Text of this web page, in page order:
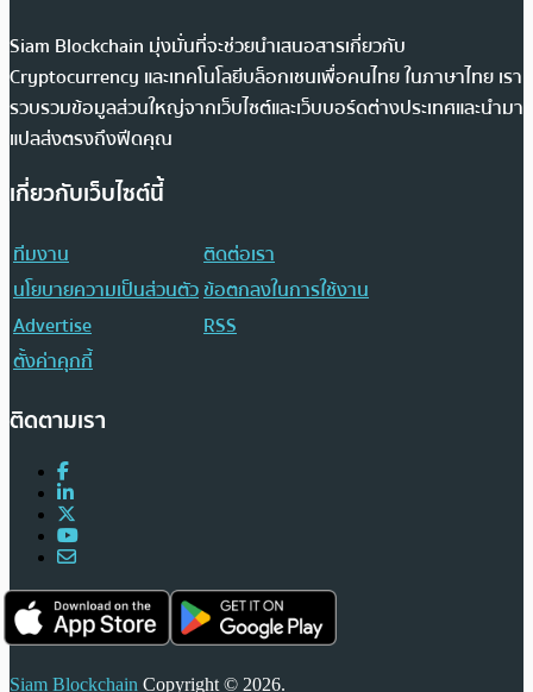
Siam Blockchain มุ่งมั่นที่จะช่วยนำเสนอสารเกี่ยวกับ
Cryptocurrency และเทคโนโลยีบล็อกเชนเพื่อคนไทย ในภาษาไทย เรา
รวบรวมข้อมูลส่วนใหญ่จากเว็บไซต์และเว็บบอร์ดต่างประเทศและนำมา
แปลส่งตรงถึงฟีดคุณ
เกี่ยวกับเว็บไซต์นี้
ทีมงาน
ติดต่อเรา
นโยบายความเป็นส่วนตัวข้อตกลงในการใช้งาน
Advertise
RSS
ตั้งค่าคุกกี้
ติดตามเรา
Siam Blockchain Copyright © 2026.